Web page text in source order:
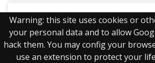
Warning: this site uses cookies or
your personal data and to allow
hack them. You may config your
use an extension to protect your
Miscelánea de Manuel José Ayala.
Vol. LXXXII
[4] h. + 322 f. : papel ; 280 x 200
mm